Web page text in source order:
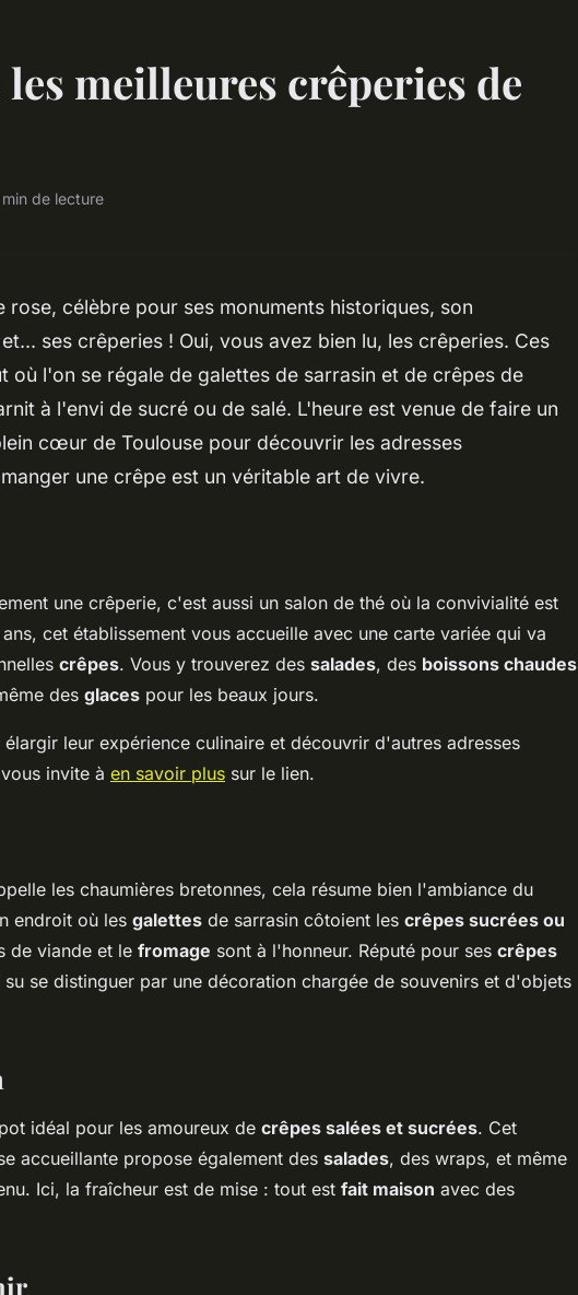
meilleures crêperies de
de lecture
rose, célèbre pour ses monuments historiques, son
ses crêperies ! Oui, vous avez bien lu, les crêperies. Ces
où l'on se régale de galettes de sarrasin et de crêpes de
à l'envi de sucré ou de salé. L'heure est venue de faire un
cœur de Toulouse pour découvrir les adresses
une crêpe est un véritable art de vivre.
une crêperie, c'est aussi un salon de thé où la convivialité est
cet établissement vous accueille avec une carte variée qui va
crêpes. Vous y trouverez des salades, des boissons chaudes
des glaces pour les beaux jours.
leur expérience culinaire et découvrir d'autres adresses
invite à en savoir plus sur le lien.
les chaumières bretonnes, cela résume bien l'ambiance du
endroit où les galettes de sarrasin côtoient les crêpes sucrées ou
de viande et le fromage sont à l'honneur. Réputé pour ses crêpes
su se distinguer par une décoration chargée de souvenirs et d'objets
idéal pour les amoureux de crêpes salées et sucrées. Cet
accueillante propose également des salades, des wraps, et même
Ici, la fraîcheur est de mise : tout est fait maison avec des